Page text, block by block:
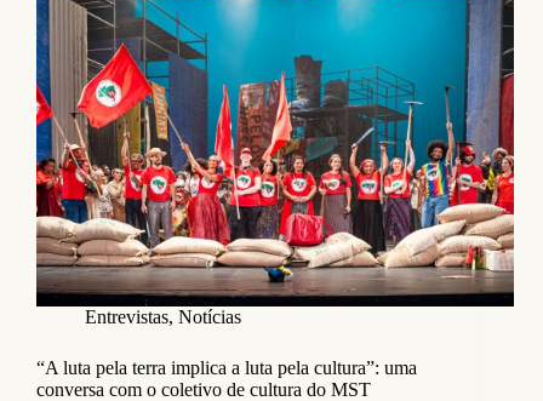
Entrevistas, Notícias
“A luta pela terra implica a luta pela cultura”: uma
conversa com o coletivo de cultura do MST